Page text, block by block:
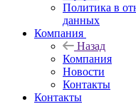
Политика в
данных
Компания
Назад
Компания
Новости
Контакты
Контакты